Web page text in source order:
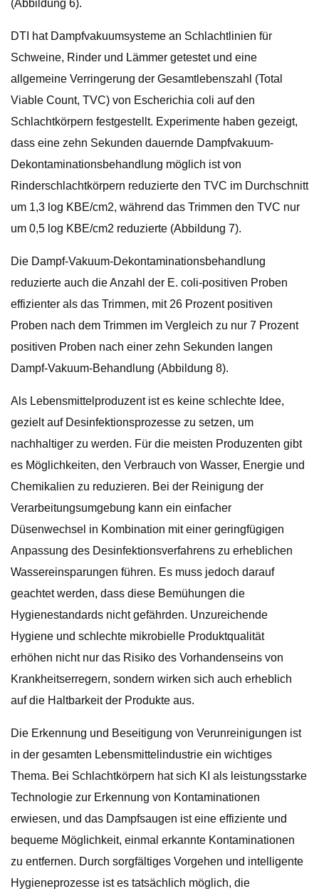
(Abbildung 6).
DTI hat Dampfvakuumsysteme an Schlachtlinien für
Schweine, Rinder und Lämmer getestet und eine
allgemeine Verringerung der Gesamtlebenszahl (Total
Viable Count, TVC) von Escherichia coli auf den
Schlachtkörpern festgestellt. Experimente haben gezeigt,
dass eine zehn Sekunden dauernde Dampfvakuum-
Dekontaminationsbehandlung möglich ist von
Rinderschlachtkörpern reduzierte den TVC im Durchschnitt
um 1,3 log KBE/cm2, während das Trimmen den TVC nur
um 0,5 log KBE/cm2 reduzierte (Abbildung 7).
Die Dampf-Vakuum-Dekontaminationsbehandlung
reduzierte auch die Anzahl der E. coli-positiven Proben
effizienter als das Trimmen, mit 26 Prozent positiven
Proben nach dem Trimmen im Vergleich zu nur 7 Prozent
positiven Proben nach einer zehn Sekunden langen
Dampf-Vakuum-Behandlung (Abbildung 8).
Als Lebensmittelproduzent ist es keine schlechte Idee,
gezielt auf Desinfektionsprozesse zu setzen, um
nachhaltiger zu werden. Für die meisten Produzenten gibt
es Möglichkeiten, den Verbrauch von Wasser, Energie und
Chemikalien zu reduzieren. Bei der Reinigung der
Verarbeitungsumgebung kann ein einfacher
Düsenwechsel in Kombination mit einer geringfügigen
Anpassung des Desinfektionsverfahrens zu erheblichen
Wassereinsparungen führen. Es muss jedoch darauf
geachtet werden, dass diese Bemühungen die
Hygienestandards nicht gefährden. Unzureichende
Hygiene und schlechte mikrobielle Produktqualität
erhöhen nicht nur das Risiko des Vorhandenseins von
Krankheitserregern, sondern wirken sich auch erheblich
auf die Haltbarkeit der Produkte aus.
Die Erkennung und Beseitigung von Verunreinigungen ist
in der gesamten Lebensmittelindustrie ein wichtiges
Thema. Bei Schlachtkörpern hat sich KI als leistungsstarke
Technologie zur Erkennung von Kontaminationen
erwiesen, und das Dampfsaugen ist eine effiziente und
bequeme Möglichkeit, einmal erkannte Kontaminationen
zu entfernen. Durch sorgfältiges Vorgehen und intelligente
Hygieneprozesse ist es tatsächlich möglich, die